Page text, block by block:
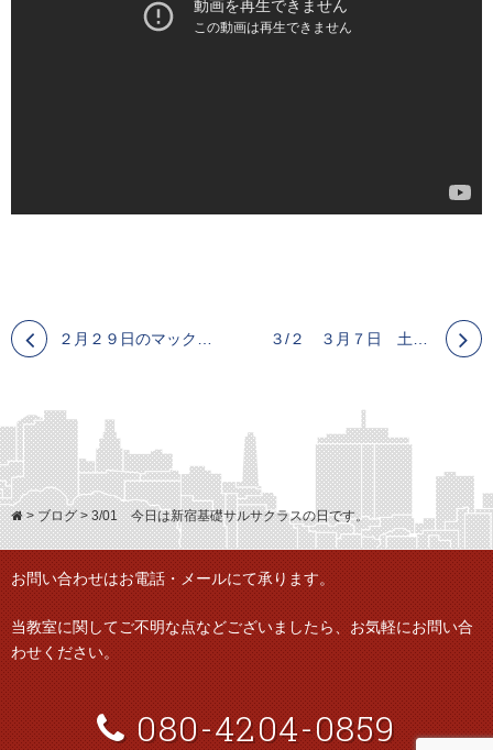
２月２９日のマックさんとのニュープラネットは残念ですが中止とすることにしました。キューバンサルサレッスン東京（新宿・池袋）
>ブログ>3/01 今日は新宿基礎サルサクラスの日です。
お問い合わせはお電話・メールにて承ります。
当教室に関してご不明な点などございましたら、お気軽にお問い合
わせください。
080-4204-0859